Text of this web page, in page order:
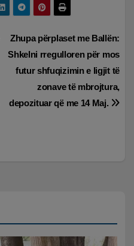
Zhupa përplaset me Ballën:
Shkelni rregulloren për mos
futur shfuqizimin e ligjit të
zonave të mbrojtura,
depozituar që me 14 Maj.